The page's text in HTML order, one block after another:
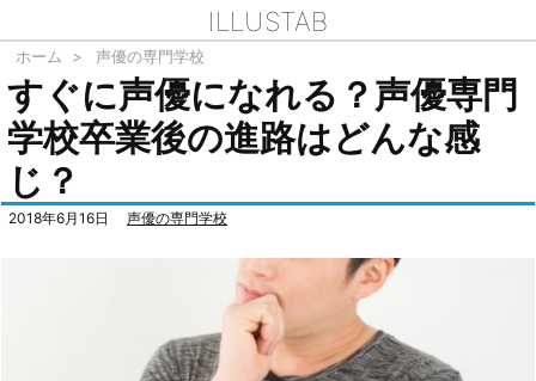
ILLUSTAB
ホーム > 声優の専門学校
すぐに声優になれる？声優専門
学校卒業後の進路はどんな感
じ？
2018年6月16日 声優の専門学校